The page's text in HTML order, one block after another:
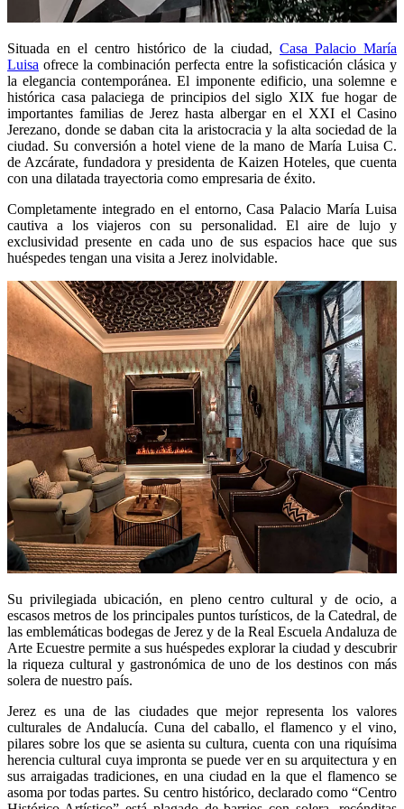
Situada en el centro histórico de la ciudad, Casa Palacio María
Luisa ofrece la combinación perfecta entre la sofisticación clásica y
la elegancia contemporánea. El imponente edificio, una solemne e
histórica casa palaciega de principios del siglo XIX fue hogar de
importantes familias de Jerez hasta albergar en el XXI el Casino
Jerezano, donde se daban cita la aristocracia y la alta sociedad de la
ciudad. Su conversión a hotel viene de la mano de María Luisa C.
de Azcárate, fundadora y presidenta de Kaizen Hoteles, que cuenta
con una dilatada trayectoria como empresaria de éxito.
Completamente integrado en el entorno, Casa Palacio María Luisa
cautiva a los viajeros con su personalidad. El aire de lujo y
exclusividad presente en cada uno de sus espacios hace que sus
huéspedes tengan una visita a Jerez inolvidable.
Su privilegiada ubicación, en pleno centro cultural y de ocio, a
escasos metros de los principales puntos turísticos, de la Catedral, de
las emblemáticas bodegas de Jerez y de la Real Escuela Andaluza de
Arte Ecuestre permite a sus huéspedes explorar la ciudad y descubrir
la riqueza cultural y gastronómica de uno de los destinos con más
solera de nuestro país.
Jerez es una de las ciudades que mejor representa los valores
culturales de Andalucía. Cuna del caballo, el flamenco y el vino,
pilares sobre los que se asienta su cultura, cuenta con una riquísima
herencia cultural cuya impronta se puede ver en su arquitectura y en
sus arraigadas tradiciones, en una ciudad en la que el flamenco se
asoma por todas partes. Su centro histórico, declarado como “Centro